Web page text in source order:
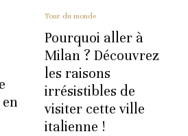
Tour du monde
Pourquoi aller à
Milan ? Découvrez
les raisons
irrésistibles de
visiter cette ville
italienne !